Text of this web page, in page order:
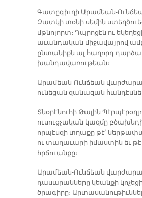
Գատըգիւղի Արամեան-
Զատկի տօնի սեմին
մթնոլորտ։ Դպրոցէն ու
աւանդական միջավայրով
ընտանիքն ալ հաղորդ
խանդավառութեան։
Արամեան-Ունճեան
ունեցան զանազան
Տնօրէնուհի Թալին
ուսուցչական կազմը
որպէսզի տղաքը թէ՛
ու տաղաւարի իմաստին եւ
հրճուանքը։
Արամեան-Ունճեան
դասարանները կեանքի
ծրագիրը։